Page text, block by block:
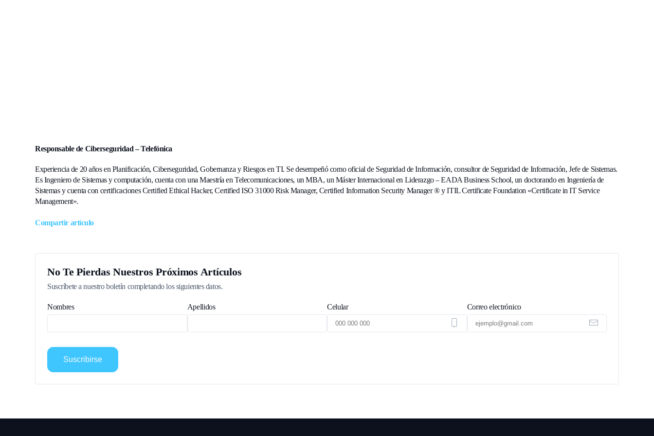
Responsable de Ciberseguridad – Telefónica
Experiencia de 20 años en Planificación, Ciberseguridad, Gobernanza y Riesgos en TI. Se desempeñó como oficial de Seguridad de Información, consultor de Seguridad de Información, Jefe de Sistemas.
Es Ingeniero de Sistemas y computación, cuenta con una Maestría en Telecomunicaciones, un MBA, un Máster Internacional en Liderazgo – EADA Business School, un doctorando en Ingeniería de
Sistemas y cuenta con certificaciones Certified Ethical Hacker, Certified ISO 31000 Risk Manager, Certified Information Security Manager ® y ITIL Certificate Foundation «Certificate in IT Service
Management».
Compartir artículo
No Te Pierdas Nuestros Próximos Artículos
Suscríbete a nuestro boletín completando los siguientes datos.
Nombres Apellidos Celular Correo electrónico
Suscribirse